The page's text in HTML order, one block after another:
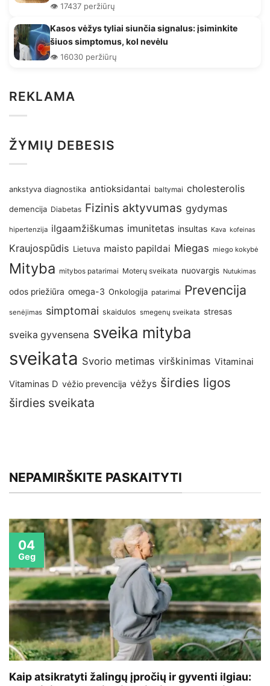
👁️ 17437 peržiūrų
Kasos vėžys tyliai siunčia signalus: įsiminkite
šiuos simptomus, kol nevėlu
👁️ 16030 peržiūrų
REKLAMA
ŽYMIŲ DEBESIS
ankstyva diagnostika antioksidantai baltymai cholesterolis
demencija Diabetas Fizinis aktyvumas gydymas
hipertenzija ilgaamžiškumas imunitetas insultas Kava kofeinas
Kraujospūdis Lietuva maisto papildai Miegas miego kokybė
Mityba mitybos patarimai Moterų sveikata nuovargis Nutukimas
odos priežiūra omega-3 Onkologija patarimai Prevencija
senėjimas simptomai skaidulos smegenų sveikata stresas
sveika gyvensena sveika mityba
sveikata Svorio metimas virškinimas Vitaminai
Vitaminas D vėžio prevencija vėžys širdies ligos
širdies sveikata
NEPAMIRŠKITE PASKAITYTI
Kaip atsikratyti žalingų įpročių ir gyventi ilgiau:
04
Geg